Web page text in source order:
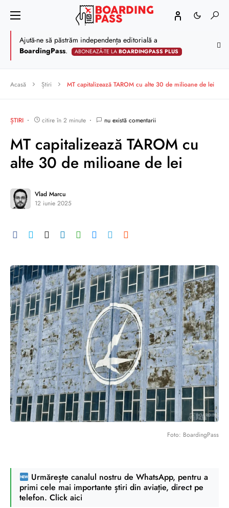
Ajută-ne să păstrăm independența editorială a
BoardingPass. ABONEAZĂ-TE LABOARDINGPASS PLUS
Acasă Știri MT capitalizează TAROM cu alte 30 de milioane de lei
ȘTIRI citire în 2 minute nu există comentarii
MT capitalizează TAROM cu
alte 30 de milioane de lei
Vlad Marcu
12 iunie 2025
Foto: BoardingPass
Urmărește canalul nostru de WhatsApp, pentru a
primi cele mai importante știri din aviație, direct pe
telefon. Click aici